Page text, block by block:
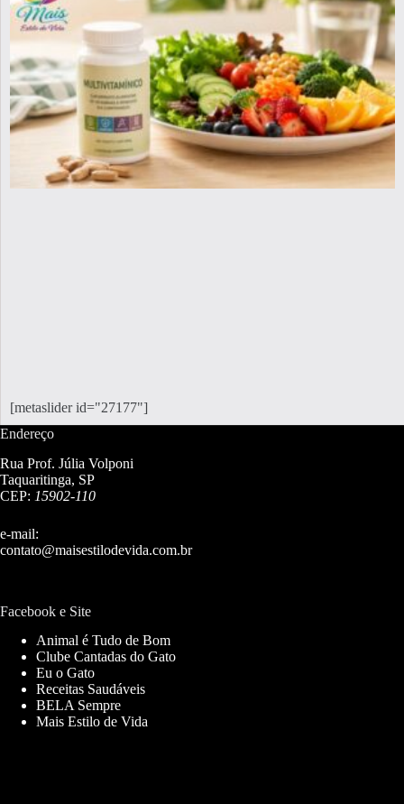
[metaslider id="27177"]
Endereço
Rua Prof. Júlia Volponi
Taquaritinga, SP
CEP: 15902-110
e-mail:
contato@maisestilodevida.com.br
Facebook e Site
Animal é Tudo de Bom
Clube Cantadas do Gato
Eu o Gato
Receitas Saudáveis
BELA Sempre
Mais Estilo de Vida